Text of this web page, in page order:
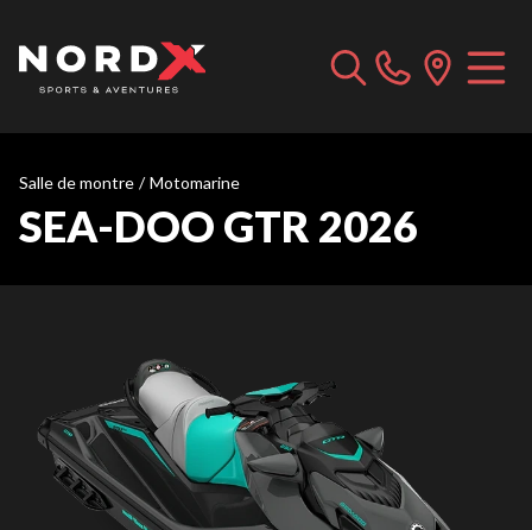
Salle de montre / Motomarine
SEA-DOO GTR 2026